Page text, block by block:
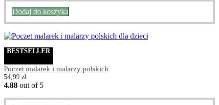
Dodaj do koszyka
BESTSELLER
Poczet malarek i malarzy polskich
54,99 zł
4.88 out of 5